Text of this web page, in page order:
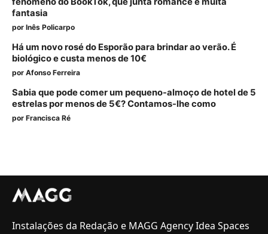
fantasia
por Inês Policarpo
Há um novo rosé do Esporão para brindar ao verão. É
biológico e custa menos de 10€
por Afonso Ferreira
Sabia que pode comer um pequeno-almoço de hotel de 5
estrelas por menos de 5€? Contamos-lhe como
por Francisca Ré
Instalações da Redação e MAGG Agency Idea Spaces